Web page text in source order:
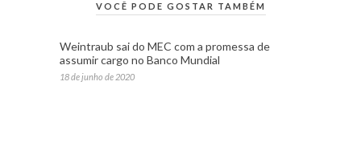
VOCÊ PODE GOSTAR TAMBÉM
Weintraub sai do MEC com a promessa de
assumir cargo no Banco Mundial
18 de junho de 2020